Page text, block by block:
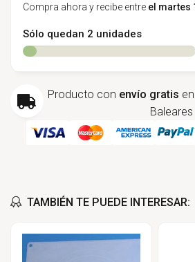
Compra ahora y recibe entre el martes
Sólo quedan 2 unidades
Producto con envío gratis
Baleares
TAMBIÉN TE PUEDE INTERESAR: